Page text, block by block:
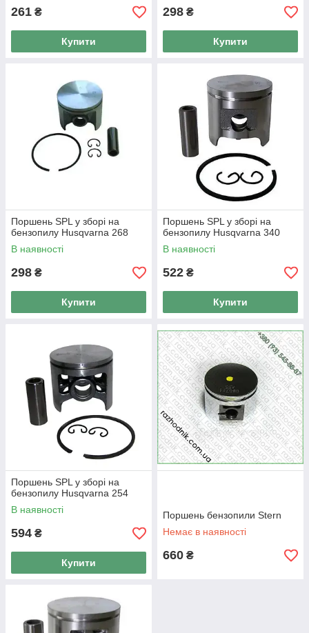
261 ₴
Купити
298 ₴
Купити
Поршень SPL у зборі на
бензопилу Husqvarna 268
В наявності
298 ₴
Купити
Поршень SPL у зборі на
бензопилу Husqvarna 340
В наявності
522 ₴
Купити
Поршень SPL у зборі на
бензопилу Husqvarna 254
В наявності
594 ₴
Купити
Поршень бензопили Stern
Немає в наявності
660 ₴